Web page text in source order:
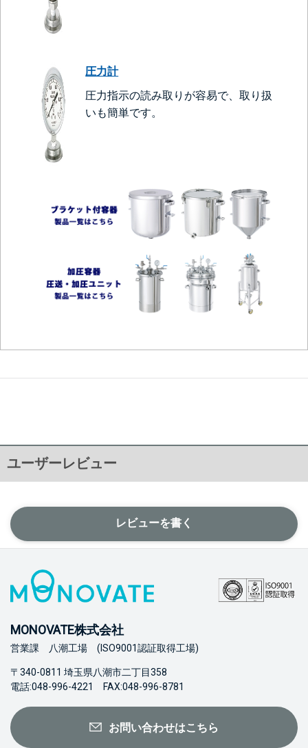
圧力計
圧力指示の読み取りが容易で、取り扱
いも簡単です。
ユーザーレビュー
レビューを書く
MONOVATE株式会社
営業課 八潮工場 (ISO9001認証取得工場)
〒340-0811 埼玉県八潮市二丁目358
電話:048-996-4221 FAX:048-996-8781
お問い合わせはこちら